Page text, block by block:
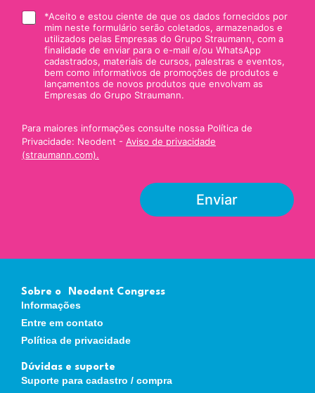
*
e
*
i
l*C
m
a
r
c
*Aceito e estou ciente de que os dados fornecidos por
mim neste formulário serão coletados, armazenados e
utilizados pelas Empresas do Grupo Straumann, com a
finalidade de enviar para o e-mail e/ou WhatsApp
cadastrados, materiais de cursos, palestras e eventos,
bem como informativos de promoções de produtos e
lançamentos de novos produtos que envolvam as
Empresas do Grupo Straumann.
Para maiores informações consulte nossa Política de
Privacidade: Neodent - Aviso de privacidade
(straumann.com).
Enviar
Sobre o Neodent Congress
Informações
Entre em contato
Política de privacidade
Dúvidas e suporte
Suporte para cadastro / compra